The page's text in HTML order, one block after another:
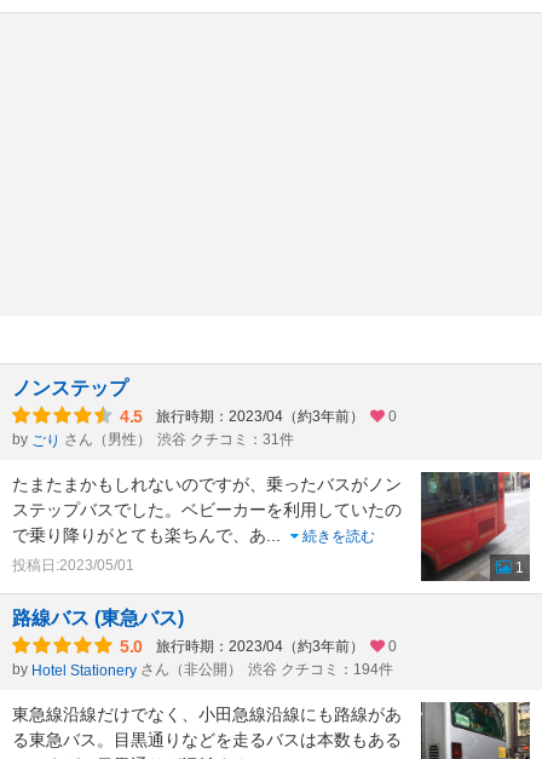
ノンステップ
4.5 旅行時期：2023/04（約3年前）
0
by ごり さん（男性） 渋谷 クチコミ：31件
たまたまかもしれないのですが、乗ったバスがノン
ステップバスでした。ベビーカーを利用していたの
で乗り降りがとても楽ちんで、あ
続きを読む
投稿日:2023/05/01
1
路線バス (東急バス)
5.0 旅行時期：2023/04（約3年前）
0
by Hotel Stationery さん（非公開） 渋谷 クチコミ：194件
東急線沿線だけでなく、小田急線沿線にも路線があ
る東急バス。目黒通りなどを走るバスは本数もある